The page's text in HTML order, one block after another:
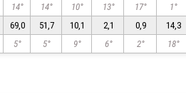
14° 14° 10° 13° 17° 1°
69,0 51,7 10,1 2,1 0,9 14,3
5° 5° 9° 6° 2° 18°